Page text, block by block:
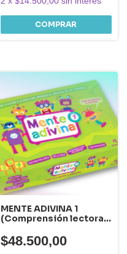
MENTE ADIVINA 1
(Comprensión lectora,
verbal, el razonamiento
lógico y la
$48.500,00